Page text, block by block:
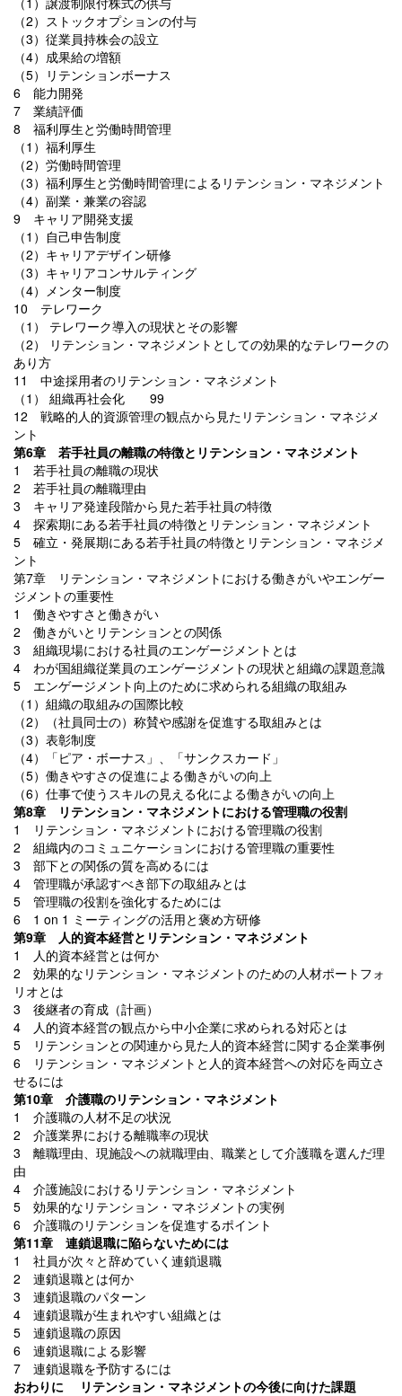
（2）ストックオプションの付与
（3）従業員持株会の設立
（4）成果給の増額
（5）リテンションボーナス
6 能力開発
7 業績評価
8 福利厚生と労働時間管理
（1）福利厚生
（2）労働時間管理
（3）福利厚生と労働時間管理によるリテンション・マネジメント
（4）副業・兼業の容認
9 キャリア開発支援
（1）自己申告制度
（2）キャリアデザイン研修
（3）キャリアコンサルティング
（4）メンター制度
10 テレワーク
（1） テレワーク導入の現状とその影響
（2） リテンション・マネジメントとしての効果的なテレワークの
あり方
11 中途採用者のリテンション・マネジメント
（1） 組織再社会化 99
12 戦略的人的資源管理の観点から見たリテンション・マネジメ
ント
第6章 若手社員の離職の特徴とリテンション・マネジメント
1 若手社員の離職の現状
2 若手社員の離職理由
3 キャリア発達段階から見た若手社員の特徴
4 探索期にある若手社員の特徴とリテンション・マネジメント
5 確立・発展期にある若手社員の特徴とリテンション・マネジメ
ント
第7章 リテンション・マネジメントにおける働きがいやエンゲー
ジメントの重要性
1 働きやすさと働きがい
2 働きがいとリテンションとの関係
3 組織現場における社員のエンゲージメントとは
4 わが国組織従業員のエンゲージメントの現状と組織の課題意識
5 エンゲージメント向上のために求められる組織の取組み
（1）組織の取組みの国際比較
（2）（社員同士の）称賛や感謝を促進する取組みとは
（3）表彰制度
（4）「ピア・ボーナス」、「サンクスカード」
（5）働きやすさの促進による働きがいの向上
（6）仕事で使うスキルの見える化による働きがいの向上
第8章 リテンション・マネジメントにおける管理職の役割
1 リテンション・マネジメントにおける管理職の役割
2 組織内のコミュニケーションにおける管理職の重要性
3 部下との関係の質を高めるには
4 管理職が承認すべき部下の取組みとは
5 管理職の役割を強化するためには
6 1 on 1 ミーティングの活用と褒め方研修
第9章 人的資本経営とリテンション・マネジメント
1 人的資本経営とは何か
2 効果的なリテンション・マネジメントのための人材ポートフォ
リオとは
3 後継者の育成（計画）
4 人的資本経営の観点から中小企業に求められる対応とは
5 リテンションとの関連から見た人的資本経営に関する企業事例
6 リテンション・マネジメントと人的資本経営への対応を両立さ
せるには
第10章 介護職のリテンション・マネジメント
1 介護職の人材不足の状況
2 介護業界における離職率の現状
3 離職理由、現施設への就職理由、職業として介護職を選んだ理
由
4 介護施設におけるリテンション・マネジメント
5 効果的なリテンション・マネジメントの実例
6 介護職のリテンションを促進するポイント
第11章 連鎖退職に陥らないためには
1 社員が次々と辞めていく連鎖退職
2 連鎖退職とは何か
3 連鎖退職のパターン
4 連鎖退職が生まれやすい組織とは
5 連鎖退職の原因
6 連鎖退職による影響
7 連鎖退職を予防するには
おわりに リテンション・マネジメントの今後に向けた課題